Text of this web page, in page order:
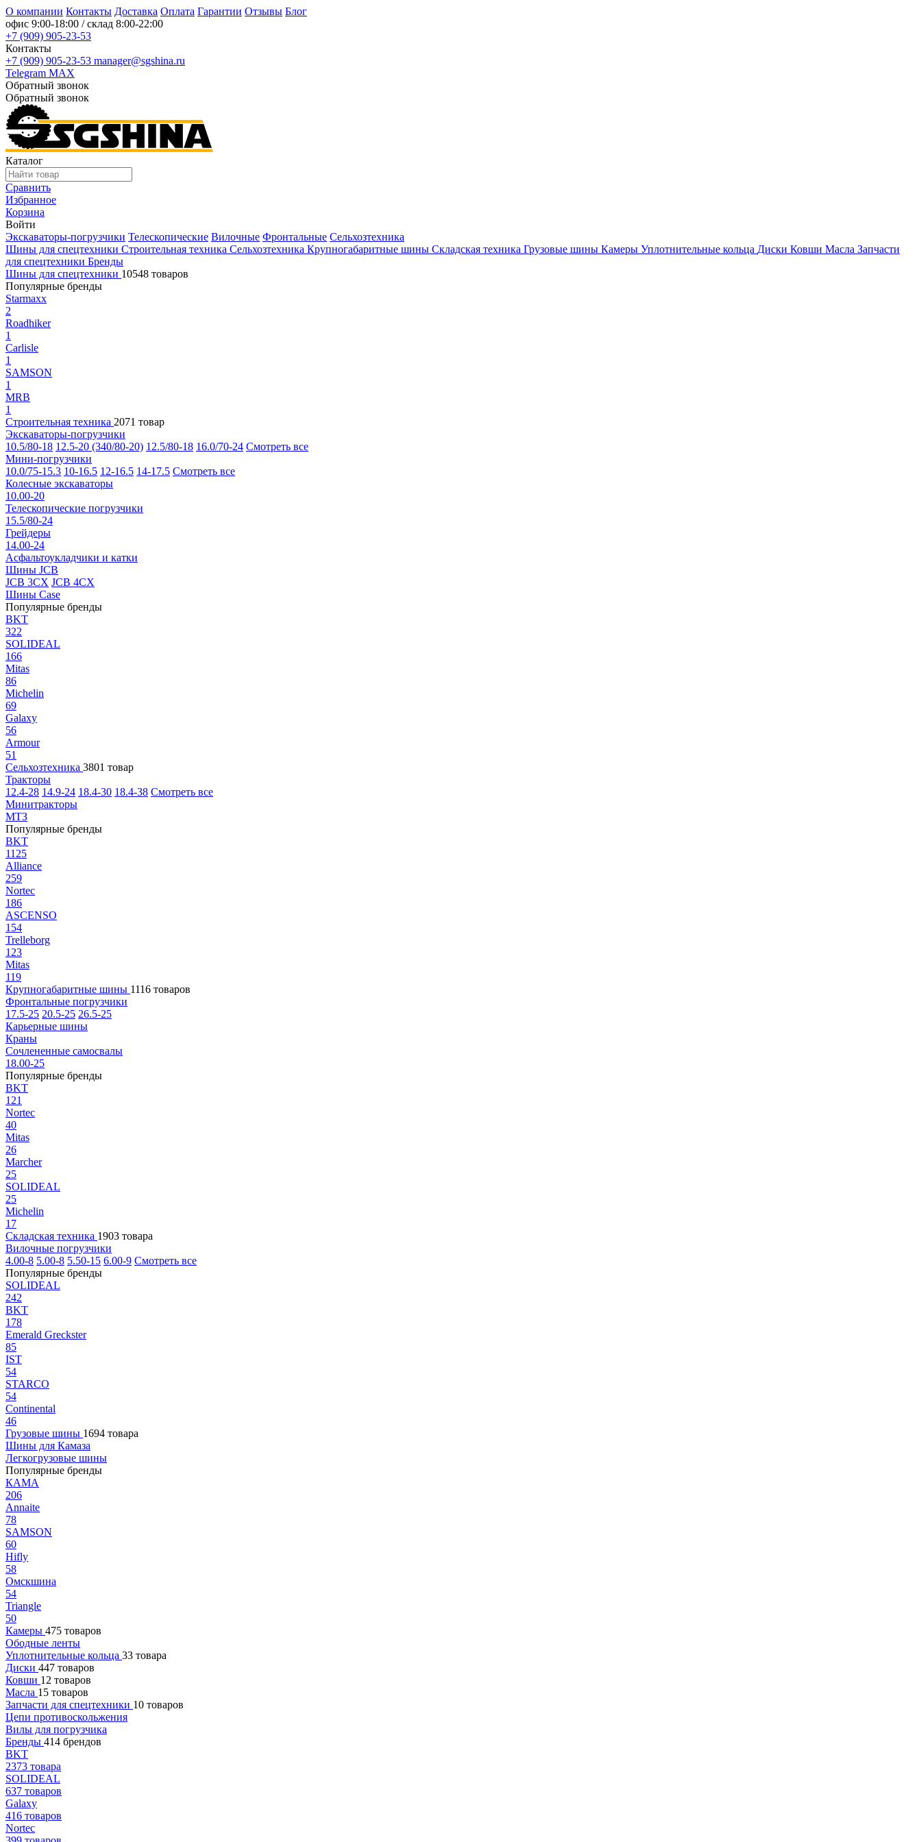
О компании Контакты Доставка Оплата Гарантии Отзывы Блог
офис 9:00-18:00 / склад 8:00-22:00
+7 (909) 905-23-53
Контакты
+7 (909) 905-23-53 manager@sgshina.ru
Telegram MAX
Обратный звонок
Обратный звонок
Каталог
Сравнить
Избранное
Корзина
Войти
Экскаваторы-погрузчики Телескопические Вилочные Фронтальные Сельхозтехника
Шины для спецтехники Строительная техника Сельхозтехника Крупногабаритные шины Складская техника Грузовые шины Камеры Уплотнительные кольца Диски Ковши Масла Запчасти
для спецтехники Бренды
Шины для спецтехники 10548 товаров
Популярные бренды
Starmaxx
2
Roadhiker
1
Carlisle
1
SAMSON
1
MRB
1
Строительная техника 2071 товар
Экскаваторы-погрузчики
10.5/80-18 12.5-20 (340/80-20) 12.5/80-18 16.0/70-24 Смотреть все
Мини-погрузчики
10.0/75-15.3 10-16.5 12-16.5 14-17.5 Смотреть все
Колесные экскаваторы
10.00-20
Телескопические погрузчики
15.5/80-24
Грейдеры
14.00-24
Асфальтоукладчики и катки
Шины JCB
JCB 3CX JCB 4CX
Шины Case
Популярные бренды
BKT
322
SOLIDEAL
166
Mitas
86
Michelin
69
Galaxy
56
Armour
51
Сельхозтехника 3801 товар
Тракторы
12.4-28 14.9-24 18.4-30 18.4-38 Смотреть все
Минитракторы
МТЗ
Популярные бренды
BKT
1125
Alliance
259
Nortec
186
ASCENSO
154
Trelleborg
123
Mitas
119
Крупногабаритные шины 1116 товаров
Фронтальные погрузчики
17.5-25 20.5-25 26.5-25
Карьерные шины
Краны
Сочлененные самосвалы
18.00-25
Популярные бренды
BKT
121
Nortec
40
Mitas
26
Marcher
25
SOLIDEAL
25
Michelin
17
Складская техника 1903 товара
Вилочные погрузчики
4.00-8 5.00-8 5.50-15 6.00-9 Смотреть все
Популярные бренды
SOLIDEAL
242
BKT
178
Emerald Greckster
85
IST
54
STARCO
54
Continental
46
Грузовые шины 1694 товара
Шины для Камаза
Легкогрузовые шины
Популярные бренды
КАМА
206
Annaite
78
SAMSON
60
Hifly
58
Омскшина
54
Triangle
50
Камеры 475 товаров
Ободные ленты
Уплотнительные кольца 33 товара
Диски 447 товаров
Ковши 12 товаров
Масла 15 товаров
Запчасти для спецтехники 10 товаров
Цепи противоскольжения
Вилы для погрузчика
Бренды 414 брендов
BKT
2373 товара
SOLIDEAL
637 товаров
Galaxy
416 товаров
Nortec